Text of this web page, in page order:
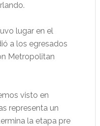
lugar en el
a los egresados
Metropolitan
visto en
representa un
la etapa pre